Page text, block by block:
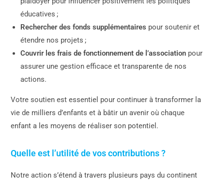
éducatives ;
Rechercher des fonds supplémentaires pour soutenir et
étendre nos projets ;
Couvrir les frais de fonctionnement de l’association pour
assurer une gestion efficace et transparente de nos
actions.
Votre soutien est essentiel pour continuer à transformer la
vie de milliers d’enfants et à bâtir un avenir où chaque
enfant a les moyens de réaliser son potentiel.
Quelle est l’utilité de vos contributions ?
Notre action s’étend à travers plusieurs pays du continent